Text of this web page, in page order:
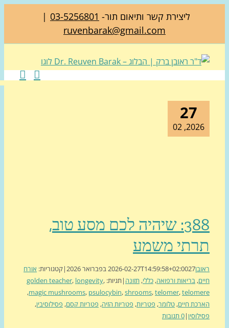
ליצירת קשר ותיאום תור-03-5256801
|
ruvenbarak@gmail.com
388: שיהיה לכם מסע טוב,
משמע
2026-02-27T14:59:58+02:00
|קטגוריות:אורח
בריאות ורפואה,כללי,תזונה|תגיות: golden teacher,longevity,
magic mushrooms,psulocybin,shrooms,telomer,
,
חיים,טלומר,פטריות,פטריות הזיה,פטריות קסם,פסילוסיבין ,
0 תגובות